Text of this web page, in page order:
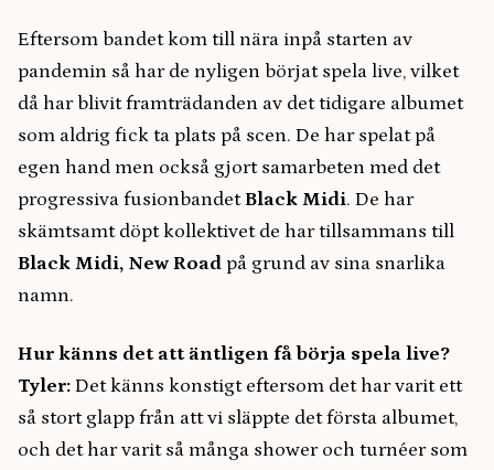
Eftersom bandet kom till nära inpå starten av
pandemin så har de nyligen börjat spela live, vilket
då har blivit framträdanden av det tidigare albumet
som aldrig fick ta plats på scen. De har spelat på
egen hand men också gjort samarbeten med det
progressiva fusionbandetBlack Midi. De har
skämtsamt döpt kollektivet de har tillsammans till
Black Midi, New Road på grund av sina snarlika
namn.
Hur känns det att äntligen få börja spela live?
Tyler: Det känns konstigt eftersom det har varit ett
så stort glapp från att vi släppte det första albumet,
och det har varit så många shower och turnéer som